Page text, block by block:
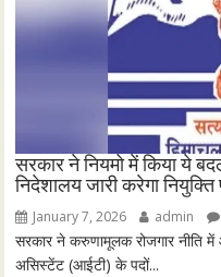
सरकार ने नियमो में किया ये
निदेशालय जारी करेगा
January 7, 2026 admin
सरकार ने करुणामूलक रोजगार
असिस्टेंट (आईटी) के पदों...